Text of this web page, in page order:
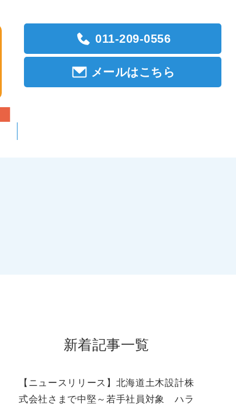
011-209-0556
メールはこちら
新着記事一覧
【ニュースリリース】北海道土木設計株
式会社さまで中堅～若手社員対象 ハラ